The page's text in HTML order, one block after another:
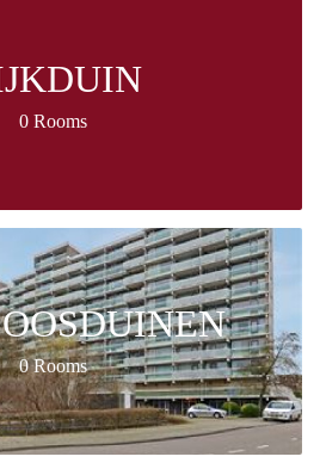
0 Rooms
0 Rooms